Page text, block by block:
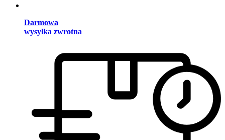
Darmowa
wysyłka zwrotna